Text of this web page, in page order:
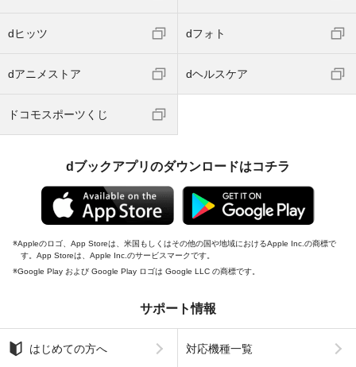
dヒッツ dフォト
dアニメストア dヘルスケア
ドコモスポーツくじ
dブックアプリのダウンロードはコチラ
Appleのロゴ、App Storeは、米国もしくはその他の国や地域におけるApple Inc.の商標で
す。App Storeは、Apple Inc.のサービスマークです。
Google Play および Google Play ロゴは Google LLC の商標です。
サポート情報
はじめての方へ 対応機種一覧